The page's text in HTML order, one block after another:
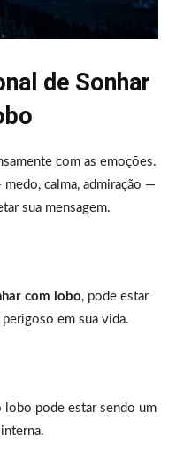
de Sonhar
com as emoções.
calma, admiração —
sua mensagem.
com lobo, pode estar
em sua vida.
lobo pode estar sendo um